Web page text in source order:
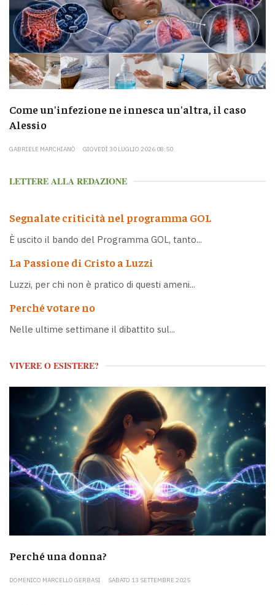
Come un'infezione ne innesca un'altra, il caso
Alessio
GABRIELE MARCHIANÒ GIOVEDÌ 30 LUGLIO 2026 08:50
LETTERE ALLA REDAZIONE
Segnalate criticità nel programma GOL
È uscito il bando del Programma GOL, tanto...
La Passione di Cristo a Luzzi
Luzzi, per chi non è pratico di questi ameni...
Perché votare no
Nelle ultime settimane il dibattito sul...
VIVERE O ESISTERE?
Perché una donna?
DOMENICO MARCELLO GERBASI SABATO 13 SETTEMBRE 2025